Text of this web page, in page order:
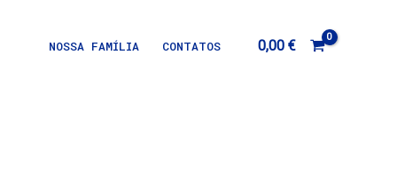
NOSSA FAMÍLIA CONTATOS 0,00 €